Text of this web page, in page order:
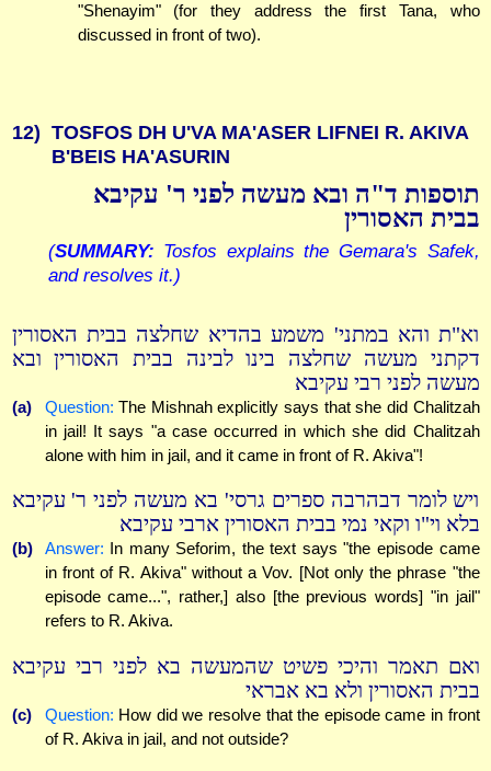
"Shenayim" (for they address the first Tana, who
discussed in front of two).
12) TOSFOS DH U'VA MA'ASER LIFNEI R. AKIVA
B'BEIS HA'ASURIN
תוספות ד"ה ובא מעשה לפני ר' עקיבא
בבית האסורין
(SUMMARY: Tosfos explains the Gemara's Safek,
and resolves it.)
וא"ת והא במתני' משמע בהדיא שחלצה בבית האסורין
דקתני מעשה שחלצה בינו לבינה בבית האסורין ובא
מעשה לפני רבי עקיבא
(a) Question: The Mishnah explicitly says that she did Chalitzah
in jail! It says "a case occurred in which she did Chalitzah
alone with him in jail, and it came in front of R. Akiva"!
ויש לומר דבהרבה ספרים גרסי' בא מעשה לפני ר' עקיבא
בלא וי"ו וקאי נמי בבית האסורין ארבי עקיבא
(b) Answer: In many Seforim, the text says "the episode came
in front of R. Akiva" without a Vov. [Not only the phrase "the
episode came...", rather,] also [the previous words] "in jail"
refers to R. Akiva.
ואם תאמר והיכי פשיט שהמעשה בא לפני רבי עקיבא
בבית האסורין ולא בא אבראי
(c) Question: How did we resolve that the episode came in front
of R. Akiva in jail, and not outside?